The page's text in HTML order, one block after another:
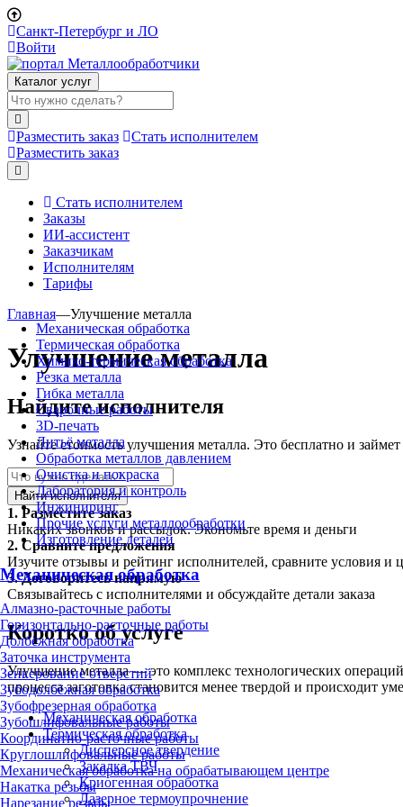
Санкт-Петербург и ЛО
Войти
Каталог услуг
Разместить заказ
Стать исполнителем
Разместить заказ
Стать исполнителем
Заказы
ИИ-ассистент
Заказчикам
Исполнителям
Тарифы
Механическая обработка
Термическая обработка
Химико-термическая обработка
Резка металла
Гибка металла
Сварочные работы
3D-печать
Литьё металла
Обработка металлов давлением
Очистка и покраска
Лаборатория и контроль
Инжиниринг
Прочие услуги металлообработки
Изготовление деталей
Механическая обработка
Алмазно-расточные работы
Горизонтально-расточные работы
Долбёжная обработка
Заточка инструмента
Зенкерование отверстий
Зубодолбёжная обработка
Зубофрезерная обработка
Зубошлифовальные работы
Координатно-расточные работы
Круглошлифовальные работы
Механическая обработка на обрабатывающем центре
Накатка резьбы
Нарезание резьбы
Главная—Улучшение металла
Улучшение металла
Найдите исполнителя
Узнайте стоимость улучшения металла. Это бесплатно и
Найти исполнителя
1. Разместите заказ
Никаких звонков и рассылок. Экономьте время и деньги
2. Сравните предложения
Изучите отзывы и рейтинг исполнителей, сравните условия и
3.Договоритесь напрямую
Связывайтесь с исполнителями и обсуждайте детали заказа
Коротко об услуге
Улучшение металла — это комплекс технологических
процесса заготовка становится менее твердой и происходит
Механическая обработка
Термическая обработка
Дисперсное твердение
Закалка ТВЧ
Криогенная обработка
Лазерное термоупрочнение